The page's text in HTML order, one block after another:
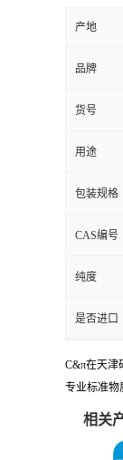
产地
品牌
货号
用途
包装规格
CAS编号
纯度
是否进口
C&π在天津
专业标准物
相关